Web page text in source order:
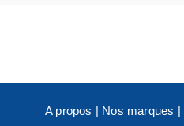
A propos | Nos marques |